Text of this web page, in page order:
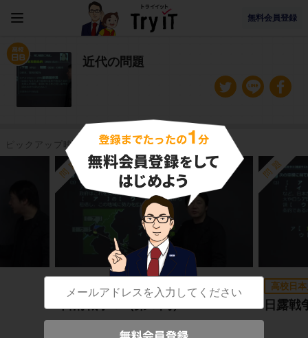
無料会員登録
近代の問題
ピックアップ映像授業
問題
日清戦争３（第３問）
高校日本史B
問題
日露戦
高校日